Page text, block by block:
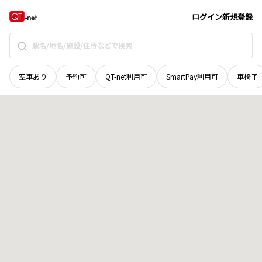
ログイン新規登録
空車あり 予約可 QT-net利用可 SmartPay利用可 車椅子
山口県